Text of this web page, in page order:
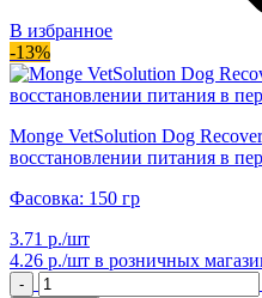
В избранное
-13%
Monge VetSolution Dog
восстановлении питания в
Фасовка: 150 гр
3.71 р./шт
4.26 р./шт в розничных
-